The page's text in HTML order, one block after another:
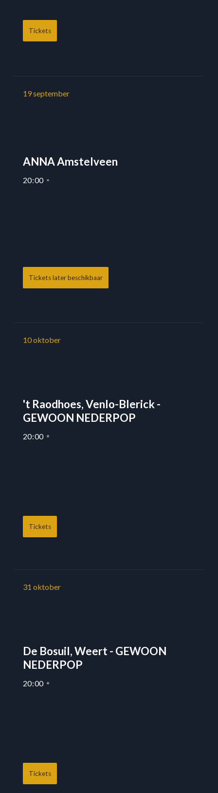
Tickets
19september
ANNA Amstelveen
20:00
Tickets later beschikbaar
10oktober
't Raodhoes, Venlo-Blerick -
GEWOON NEDERPOP
20:00
Tickets
31 oktober
De Bosuil, Weert - GEWOON
NEDERPOP
20:00
Tickets